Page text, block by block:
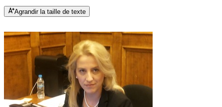
Agrandir la taille de texte